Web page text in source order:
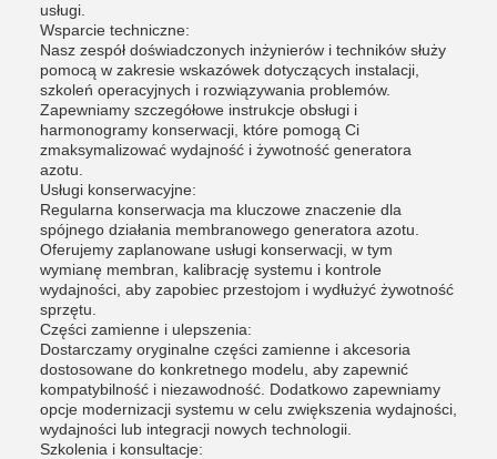
usługi.
Wsparcie techniczne:
Nasz zespół doświadczonych inżynierów i techników służy
pomocą w zakresie wskazówek dotyczących instalacji,
szkoleń operacyjnych i rozwiązywania problemów.
Zapewniamy szczegółowe instrukcje obsługi i
harmonogramy konserwacji, które pomogą Ci
zmaksymalizować wydajność i żywotność generatora
azotu.
Usługi konserwacyjne:
Regularna konserwacja ma kluczowe znaczenie dla
spójnego działania membranowego generatora azotu.
Oferujemy zaplanowane usługi konserwacji, w tym
wymianę membran, kalibrację systemu i kontrole
wydajności, aby zapobiec przestojom i wydłużyć żywotność
sprzętu.
Części zamienne i ulepszenia:
Dostarczamy oryginalne części zamienne i akcesoria
dostosowane do konkretnego modelu, aby zapewnić
kompatybilność i niezawodność. Dodatkowo zapewniamy
opcje modernizacji systemu w celu zwiększenia wydajności,
wydajności lub integracji nowych technologii.
Szkolenia i konsultacje: